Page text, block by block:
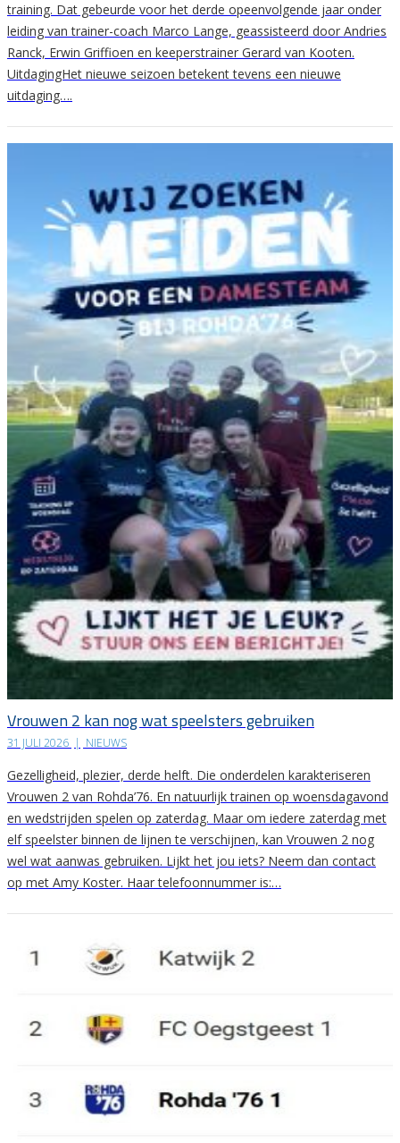
training. Dat gebeurde voor het derde opeenvolgende jaar onder
leiding van trainer-coach Marco Lange, geassisteerd door Andries
Ranck, Erwin Griffioen en keeperstrainer Gerard van Kooten.
UitdagingHet nieuwe seizoen betekent tevens een nieuwe
uitdaging….
Vrouwen 2 kan nog wat speelsters gebruiken
31 JULI 2026 | NIEUWS
Gezelligheid, plezier, derde helft. Die onderdelen karakteriseren
Vrouwen 2 van Rohda’76. En natuurlijk trainen op woensdagavond
en wedstrijden spelen op zaterdag. Maar om iedere zaterdag met
elf speelster binnen de lijnen te verschijnen, kan Vrouwen 2 nog
wel wat aanwas gebruiken. Lijkt het jou iets? Neem dan contact
op met Amy Koster. Haar telefoonnummer is:…